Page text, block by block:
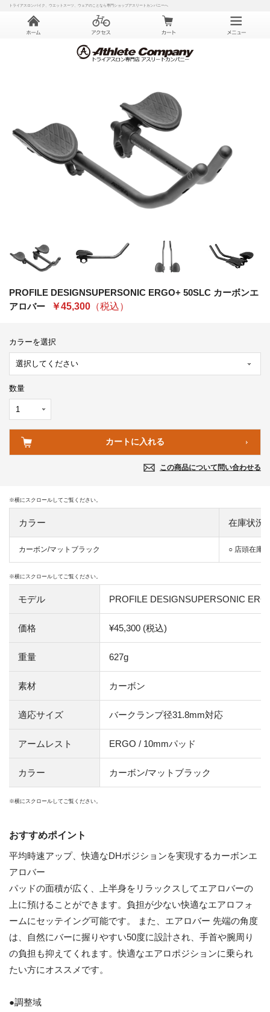
トライアスロンバイク、ウエットスーツ、ウェアのことなら専門ショップアスリートカンパニーへ
PROFILE DESIGNSUPERSONIC ERGO+ 50SLC カーボンエ
アロバー
￥45,300 （税込）
カラーを選択
数量
この商品について問い合わせる
カラー 在庫状況
カーボン/マットブラック ○ 店頭在庫
モデル PROFILE DESIGNSUPERSONIC
価格 ¥45,300 (税込)
重量 627g
素材 カーボン
適応サイズ バークランプ径31.8mm対応
アームレスト ERGO / 10mmパッド
カラー カーボン/マットブラック
おすすめポイント
平均時速アップ、快適なDHポジションを実現するカーボンエ
アロバー
パッドの面積が広く、上半身をリラックスしてエアロバーの
上に預けることができます。負担が少ない快適なエアロフォ
ームにセッテイング可能です。 また、エアロバー 先端の角度
は、自然にバーに握りやすい50度に設計され、手首や腕周り
の負担も抑えてくれます。快適なエアロポジションに乗られ
たい方にオススメです。
●調整域